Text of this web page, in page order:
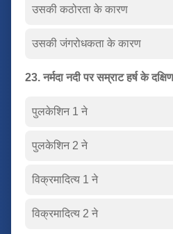
उसकी कठोरता के कारण
उसकी जंगरोधकता के कारण
23. नर्मदा नदी पर सम्राट हर्ष के
पुलकेशिन 1 ने
पुलकेशिन 2 ने
विक्रमादित्य 1 ने
विक्रमादित्य 2 ने